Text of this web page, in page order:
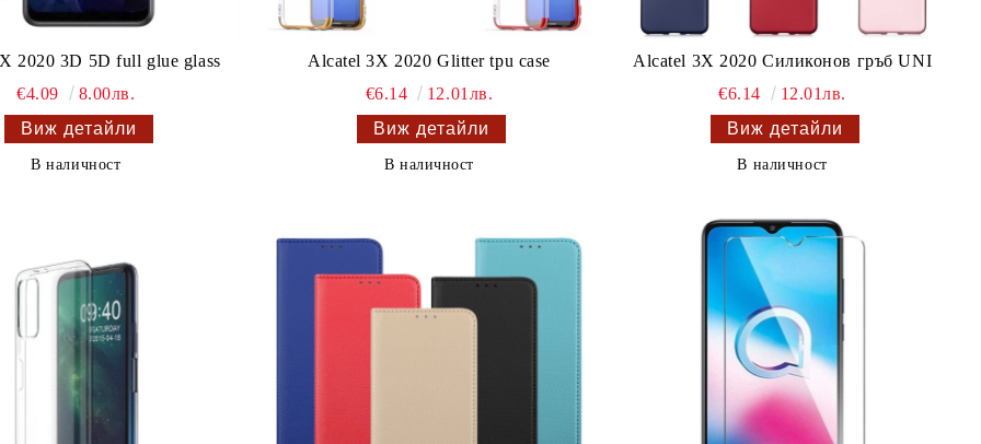
2020 3D 5D full glue glass
€4.09
8.00лв.
Виж детайли
В наличност
Alcatel 3X 2020 Glitter tpu case
€6.14
12.01лв.
Виж детайли
В наличност
Alcatel 3X 2020 Силиконов гръб UNI
€6.14
12.01лв.
Виж детайли
В наличност